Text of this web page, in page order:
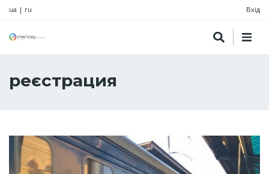
ua | ru Вхід
реєстрация